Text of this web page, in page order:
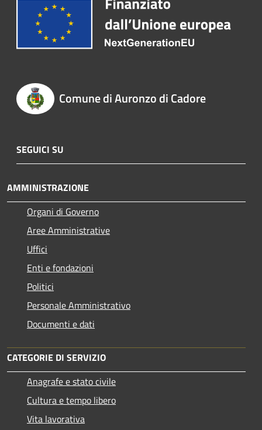
Comune di Auronzo di Cadore
SEGUICI SU
AMMINISTRAZIONE
Organi di Governo
Aree Amministrative
Uffici
Enti e fondazioni
Politici
Personale Amministrativo
Documenti e dati
CATEGORIE DI SERVIZIO
Anagrafe e stato civile
Cultura e tempo libero
Vita lavorativa